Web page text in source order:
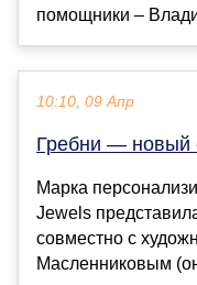
помощники –
10:10, 09 Апр
Гребни — новый
Марка
Jewels
совместно с
Масленниковым